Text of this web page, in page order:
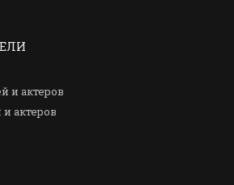
и актеров
актеров